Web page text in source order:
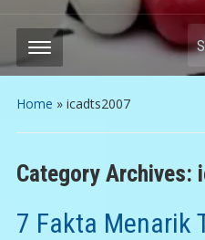
Home » icadts2007
Category Archives:
7 Fakta Menarik